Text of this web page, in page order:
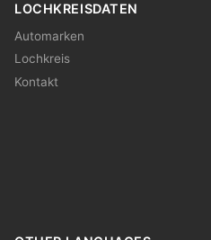
LOCHKREISDATEN
Automarken
Lochkreis
Kontakt